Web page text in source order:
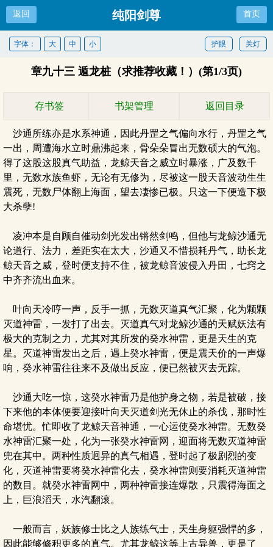
返回 纯阳剑尊 首页
关灯
护眼
字体： 大 中 小
章九十三 遁龙桩（求推荐收藏！）(第1/3页)
存书签 书架管理 返回目录
沙通所练亦是水系神通，因此丹罡之气偏向水行，丹罡之气
一出，周遭海水立时鼎沸起来，骨朵朵冒出无数硕大的气泡。
得了这股这股真气助益，龙鲸天音之威立时暴涨，广及数千
里，无数水族鱼虾，无论有无修为，尽被这一股天音波动生生
震死，无数尸体翻上海面，望去凄惨已极。只这一下便造下极
大杀孽!
凌冲本是自顾自催动剑光发出锵然剑鸣，但他与龙鲸沙通无
论道行、法力，差距实在太大，沙通又不惜损耗丹气，助长龙
鲸天音之威，登时便支持不住，被龙鲸音波侵入丹田，七窍之
中齐齐流出血来。
叶向天冷哼一声，反手一抓，无数灭道真气汇聚，化为颗颗
灭道神雷，一发打了出去。灭道真气对龙鲸沙通的天赋妖法有
极大的克制之力，尤其对其所发的癸水神雷，更是天生的克
星。灭道神雷发出之后，遇上癸水神雷，便是震天价的一声爆
响，癸水神雷往往来不及做出反应，便已然被灭去无踪。
沙通大吃一惊，这癸水神雷乃是他护身之物，若是被破，接
下来他的本体便要迎接叶向天灭道剑光无休止的杀伐，那时性
命堪忧。忙即收了龙鲸天音神通，一心运使癸水神雷。无数癸
水神雷汇聚一处，化为一张癸水神雷网，迎面将无数灭道神雷
兜在其中。两种性质迥异的真气相遇，登时起了极剧烈的变
化，灭道神雷要将癸水神雷化去，癸水神雷则要消耗灭道神雷
的数目。就癸水神雷网中，两种神雷接连爆散，只震得海面之
上，巨浪滔天，水汽翻滚。
一般而言，妖族修士比之人族练气士，天生身躯强悍的多，
因此能够修积更多的真气。尤其龙鲸这等上古异兽，更是了